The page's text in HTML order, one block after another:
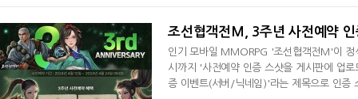
조선협객전M, 3주년 사전예약
인기 모바일 MMORPG '조선협객전M'이
시까지 '사전예약 인증 스샷을 게시판에 업
증 이벤트(서버/닉네임)'라는 제목으로 인증